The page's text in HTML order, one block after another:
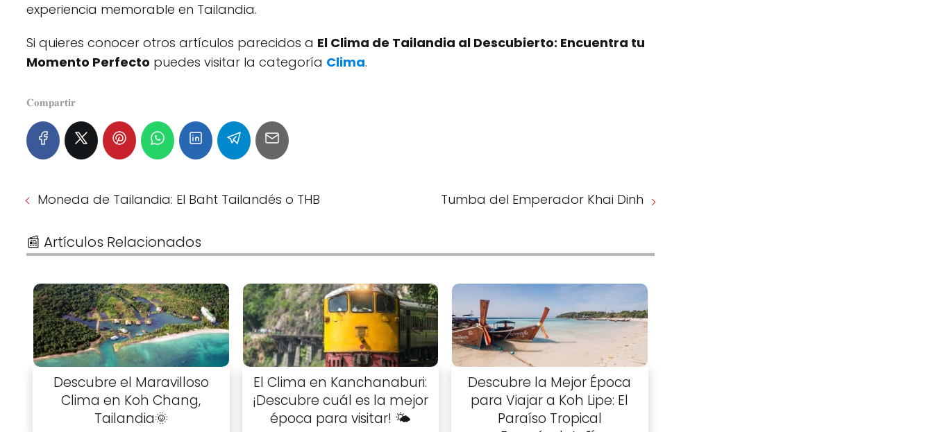
experiencia memorable en Tailandia.
Si quieres conocer otros artículos parecidos a El Clima de Tailandia al Descubierto: Encuentra tu
Momento Perfecto puedes visitar la categoría Clima.
𝐂𝐨𝐦𝐩𝐚𝐫𝐭𝐢𝐫
Moneda de Tailandia: El Baht Tailandés o THB Tumba del Emperador Khai Dinh
📰 Artículos Relacionados
Descubre el Maravilloso
Clima en Koh Chang,
Tailandia🌞
El Clima en Kanchanaburi:
¡Descubre cuál es la mejor
época para visitar! 🌤️
Descubre la Mejor Época
para Viajar a Koh Lipe: El
Paraíso Tropical